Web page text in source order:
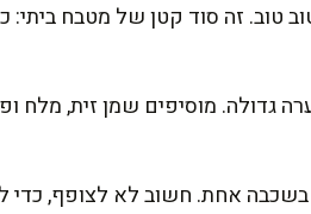
טוב. זה סוד קטן של מטבח ביתי:
גדולה. מוסיפים שמן זית, מלח
אחת. חשוב לא לצופף, כדי